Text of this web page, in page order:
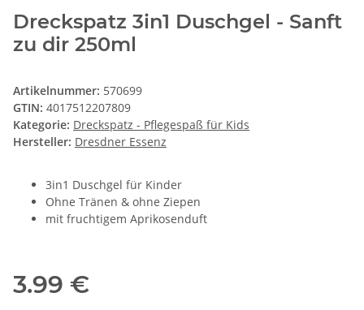
Dreckspatz 3in1 Duschgel - Sanft
zu dir 250ml
Artikelnummer: 570699
GTIN: 4017512207809
Kategorie: Dreckspatz - Pflegespaß für Kids
Hersteller: Dresdner Essenz
3in1 Duschgel für Kinder
Ohne Tränen & ohne Ziepen
mit fruchtigem Aprikosenduft
3.99 €